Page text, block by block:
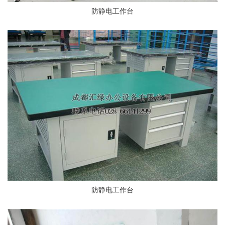
防静电工作台
防静电工作台